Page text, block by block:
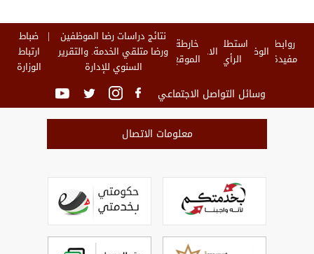
روابط
مفيدة الوظائفاستطلاع
الرأي الاخبارخارطة
الموقع
نتائج دراسات رضا الموظفين
ورضا متلقي الخدمة. والتقرير
السنوي للإدارة
ضباط
ارتباط
الوزارة
وسائل التواصل الاجتماعي
معلومات الاتصال